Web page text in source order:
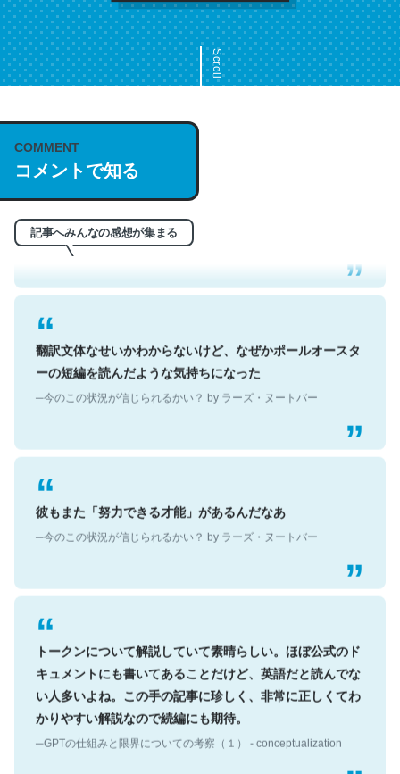
Scroll
COMMENT
コメントで知る
記事へみんなの感想が集まる
これは名文。彼はとてもクレバーなんだろうなと凄く思
う。英語少しでも読める人は原文もお勧め。自分はこの流
れ好き。Let’s Fucking Go. Then Covid hit. Shit.
─今のこの状況が信じられるかい？ by ラーズ・ヌートバー
翻訳文体なせいかわからないけど、なぜかポールオースタ
ーの短編を読んだような気持ちになった
彼もまた「努力できる才能」があるんだなあ
トークンについて解説していて素晴らしい。ほぼ公式のド
キュメントにも書いてあることだけど、英語だと読んでな
い人多いよね。この手の記事に珍しく、非常に正しくてわ
かりやすい解説なので続編にも期待。
─GPTの仕組みと限界についての考察（１） - conceptualization